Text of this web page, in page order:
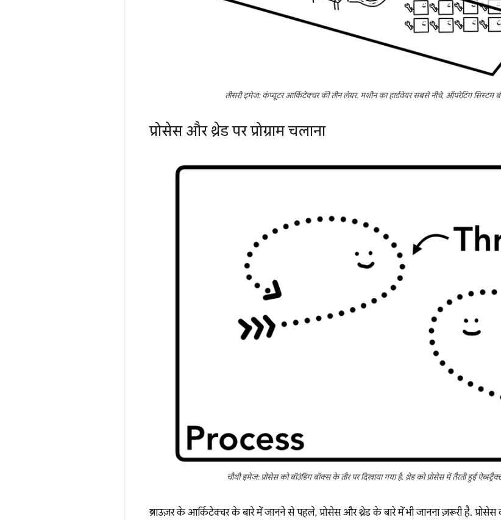
तीसरी इमेज: कंप्यूटर आर्किटेक्चर की तीन लेयर. मशीन का हार्डवेयर सबसे नीचे, ऑपरेटिंग
प्रोसेस और थ्रेड पर प्रोग्राम चलाना
चौथी इमेज: प्रोसेस को बॉउंडिंग बॉक्स के तौर पर दिखाया गया है. थ्रेड को प्रोसेस में तैरती हुई
ब्राउज़र के आर्किटेक्चर के बारे में जानने से पहले, प्रोसेस और थ्रेड के बारे में भी जानना ज़रूरी है. प्रोसेस